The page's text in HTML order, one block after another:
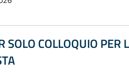
SOLO COLLOQUIO